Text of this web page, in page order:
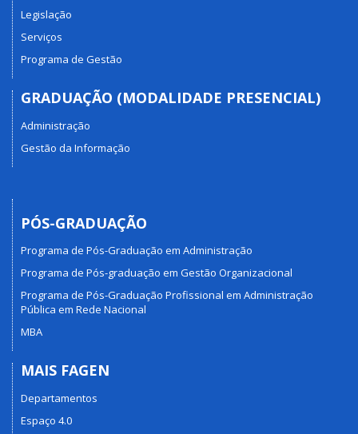
Legislação
Serviços
Programa de Gestão
GRADUAÇÃO (MODALIDADE PRESENCIAL)
Administração
Gestão da Informação
PÓS-GRADUAÇÃO
Programa de Pós-Graduação em Administração
Programa de Pós-graduação em Gestão Organizacional
Programa de Pós-Graduação Profissional em Administração
Pública em Rede Nacional
MBA
MAIS FAGEN
Departamentos
Espaço 4.0